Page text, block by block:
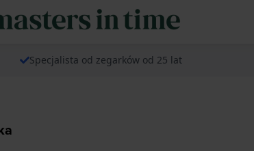
Specjalista od zegarków od 25 lat